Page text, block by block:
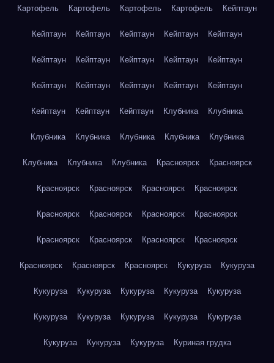
Картофель Картофель Картофель Картофель Кейптаун
Кейптаун Кейптаун Кейптаун Кейптаун Кейптаун
Кейптаун Кейптаун Кейптаун Кейптаун Кейптаун
Кейптаун Кейптаун Кейптаун Кейптаун Кейптаун
Кейптаун Кейптаун Кейптаун Клубника Клубника
Клубника Клубника Клубника Клубника Клубника
Клубника Клубника Клубника Красноярск Красноярск
Красноярск Красноярск Красноярск Красноярск
Красноярск Красноярск Красноярск Красноярск
Красноярск Красноярск Красноярск Красноярск
Красноярск Красноярск Красноярск Кукуруза Кукуруза
Кукуруза Кукуруза Кукуруза Кукуруза Кукуруза
Кукуруза Кукуруза Кукуруза Кукуруза Кукуруза
Кукуруза Кукуруза Кукуруза Куриная грудка